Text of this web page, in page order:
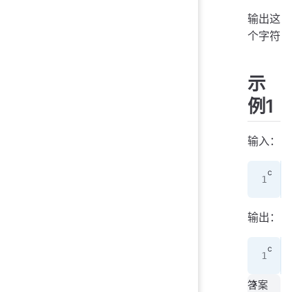
输出这
个字符
示
例1
输入：
输出：
答案